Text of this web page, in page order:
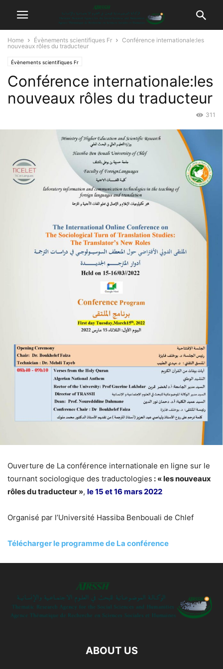
Home Évènements scientifiques Fr
Conférence internationale:les
nouveaux rôles du traducteur
Évènements scientifiques Fr
Conférence internationale:les
nouveaux rôles du traducteur
311
Ouverture de La conférence internationale en ligne sur le
tournant sociologique des traductologies : « les nouveaux
rôles du traducteur », le 15 et 16 mars 2022
Organisé par l’Université Hassiba Benbouali de Chlef
Télécharger le programme de La conférence
ABOUT US